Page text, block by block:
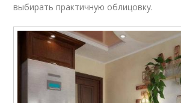
выбирать практичную облицовку.